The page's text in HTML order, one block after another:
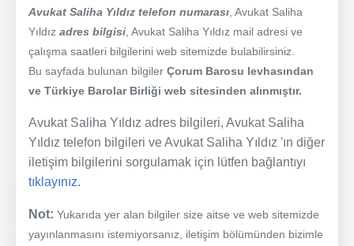
Avukat Saliha Yıldız telefon numarası , Avukat Saliha
Yıldız adres bilgisi , Avukat Saliha Yıldız mail adresi ve
çalışma saatleri bilgilerini web sitemizde bulabilirsiniz.
Bu sayfada bulunan bilgiler Çorum Barosu levhasından
ve Türkiye Barolar Birliği web sitesinden alınmıştır.
Avukat Saliha Yıldız adres bilgileri, Avukat Saliha
Yıldız telefon bilgileri ve Avukat Saliha Yıldız 'ın diğer
iletişim bilgilerini sorgulamak için lütfen bağlantıyı
tıklayınız.
Not: Yukarıda yer alan bilgiler size aitse ve web sitemizde
yayınlanmasını istemiyorsanız, iletişim bölümünden bizimle